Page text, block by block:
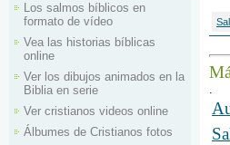
Los salmos bíblicos en
formato de vídeo
Vea las historias bíblicas
online
Ver los dibujos animados en la
Biblia en serie
Ver cristianos videos online
Álbumes de Cristianos fotos